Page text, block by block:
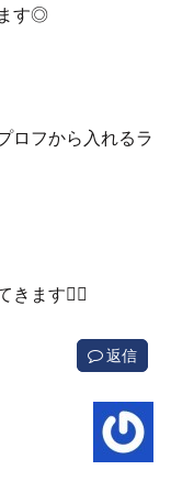
す◎
ロフから入れるラ
きます🙇‍♂️
返信